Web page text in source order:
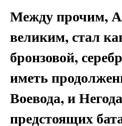
Между прочим,
великим, стал
бронзовой,
иметь
Воевода, и
предстоящих